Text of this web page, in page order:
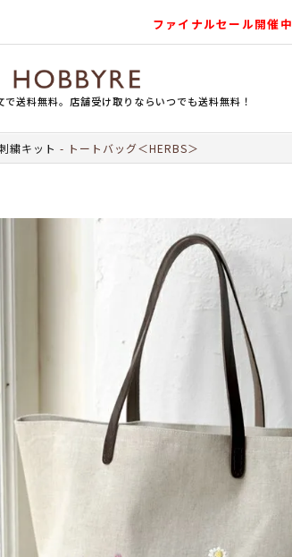
ファイナルセール開催
送料無料。店舗受け取りならいつでも送料無料！
繍キット トートバッグ＜HERBS＞